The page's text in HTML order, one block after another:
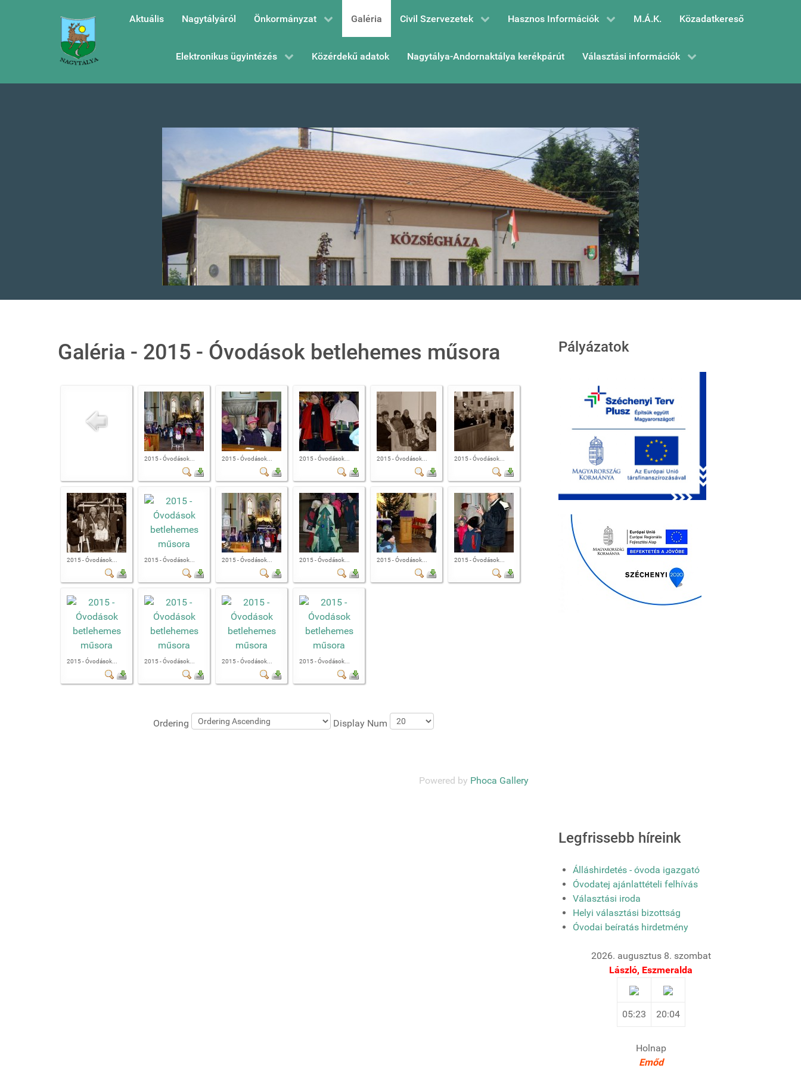
Aktuális Nagytályáról Önkormányzat Galéria Civil Szervezetek Hasznos Információk M.Á.K. Közadatkereső
Elektronikus ügyintézés Közérdekű adatok Nagytálya-Andornaktálya kerékpárút Választási információk
Galéria - 2015 - Óvodások betlehemes műsora
2015 - Óvodások... 2015 - Óvodások... 2015 - Óvodások... 2015 - Óvodások... 2015 - Óvodások...
2015 - Óvodások... 2015 - Óvodások... 2015 - Óvodások... 2015 - Óvodások... 2015 - Óvodások... 2015 - Óvodások...
2015 - Óvodások... 2015 - Óvodások... 2015 - Óvodások... 2015 - Óvodások...
Ordering Display Num
Powered by Phoca Gallery
Pályázatok
Legfrissebb híreink
Álláshirdetés - óvoda igazgató
Óvodatej ajánlattételi felhívás
Választási iroda
Helyi választási bizottság
Óvodai beíratás hirdetmény
2026. augusztus 8. szombat
László, Eszmeralda
05:23 20:04
Holnap
Emőd